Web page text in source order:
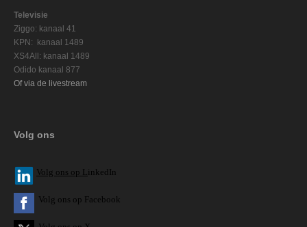
Televisie
Ziggo: kanaal 41
KPN: kanaal 1489
XS4All: kanaal 1489
Odido kanaal 877
Of via de livestream
Volg ons
Volg ons op L inkedIn
Volg ons op Facebook